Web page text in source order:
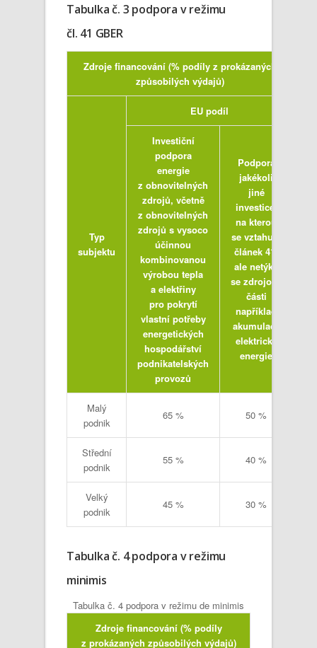
Tabulka č. 3 podpora v režimu
čl. 41 GBER
Zdroje financování (% podíly z prokázaných
způsobilých výdajů)
Typ
subjektu
EU podíl
Investiční
podpora
energie
z obnovitelných
zdrojů, včetně
z obnovitelných
zdrojů s vysoco
účinnou
kombinovanou
výrobou tepla
a elektřiny
pro pokrytí
vlastní potřeby
energetických
hospodářství
podnikatelských
provozů
Podpora
jakékoli
jiné
investice,
na kterou
se vztahuje
článek 41,
ale netýká
se zdrojové
části
například
akumulace
elektrické
energie
Malý
podnik
65 % 50 %
Střední
podnik
55 % 40 %
Velký
podnik
45 % 30 %
Tabulka č. 4 podpora v režimu
minimis
Tabulka č. 4 podpora v režimu de minimis
Zdroje financování (% podíly
z prokázaných způsobilých výdajů)